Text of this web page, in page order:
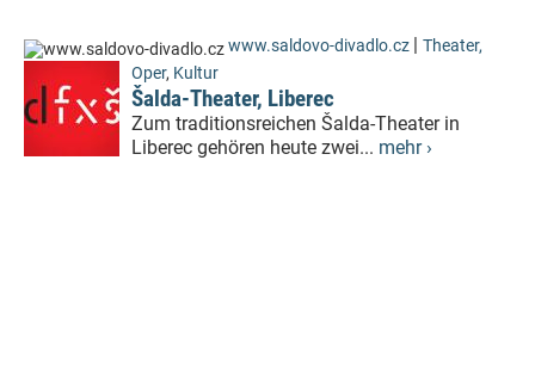
www.saldovo-divadlo.cz | Theater,
Oper, Kultur
Šalda-Theater, Liberec
Zum traditionsreichen Šalda-Theater in
Liberec gehören heute zwei... mehr ›